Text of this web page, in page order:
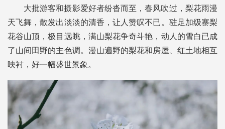
大批游客和摄影爱好者纷沓而至，春风吹过，梨花雨漫
天飞舞，散发出淡淡的清香，让人赞叹不已。驻足加级寨梨
花谷山顶，极目远眺，满山梨花争奇斗艳，动人的雪白已成
了山间田野的主色调。漫山遍野的梨花和房屋、红土地相互
映衬，好一幅盛世景象。